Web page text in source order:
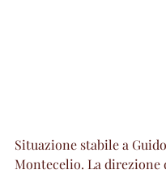
Situazione stabile a
Montecelio. La direzione